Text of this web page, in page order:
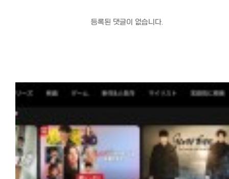
등록된 댓글이 없습니다.